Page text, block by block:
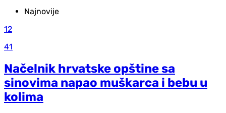
Najnovije
12
41
Načelnik hrvatske opštine sa
sinovima napao muškarca i bebu u
kolima